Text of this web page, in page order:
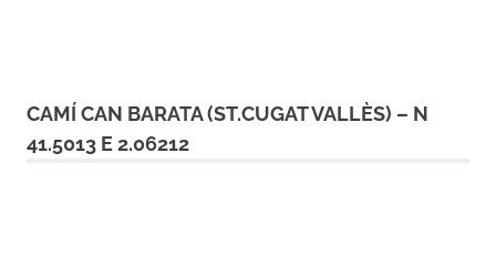
CAMÍ CAN BARATA (ST.CUGAT VALLÈS) – N
41.5013 E 2.06212